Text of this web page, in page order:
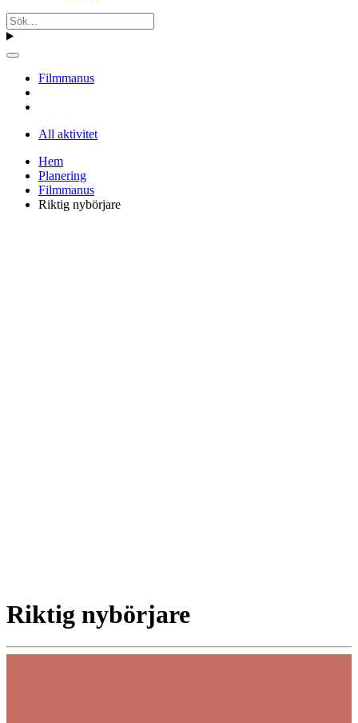
Filmmanus
All aktivitet
Hem
Planering
Filmmanus
Riktig nybörjare
Riktig nybörjare